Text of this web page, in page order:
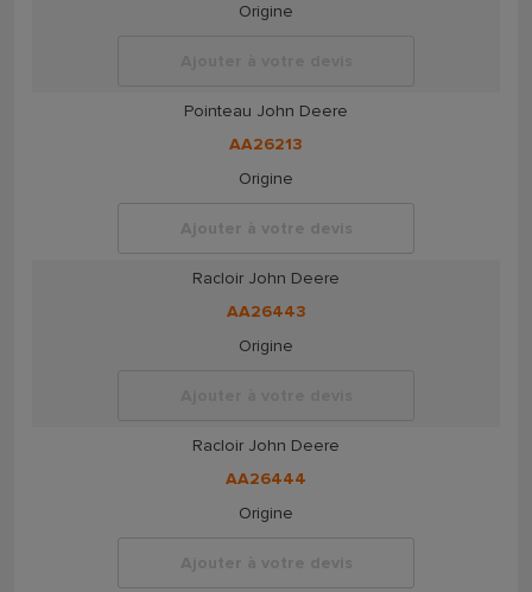
Origine
Pointeau John Deere
AA26213
Origine
Ajouter à votre devis
Racloir John Deere
AA26443
Origine
Racloir John Deere
AA26444
Origine
Ajouter à votre devis